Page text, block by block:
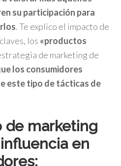
su participación para
. Te explico el impacto de
los «productos
de marketing de
los consumidores
este tipo de tácticas de
de marketing
en